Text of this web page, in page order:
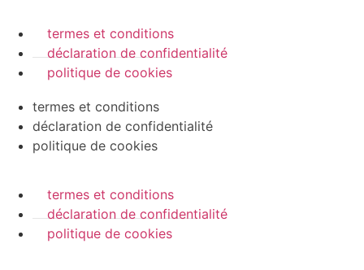
termes et conditions
déclaration de confidentialité
politique de cookies
termes et conditions
déclaration de confidentialité
politique de cookies
termes et conditions
déclaration de confidentialité
politique de cookies